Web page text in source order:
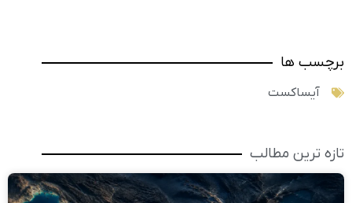
برچسب ها
آیساکست
تازه ترین مطالب